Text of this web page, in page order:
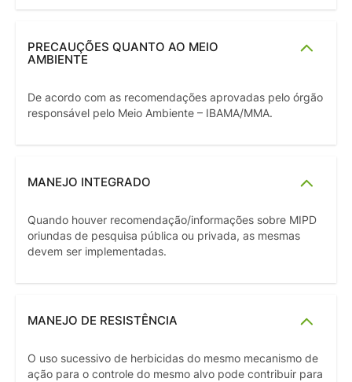
PRECAUÇÕES QUANTO AO MEIO
AMBIENTE
De acordo com as recomendações aprovadas pelo órgão
responsável pelo Meio Ambiente – IBAMA/MMA.
MANEJO INTEGRADO
Quando houver recomendação/informações sobre MIPD
oriundas de pesquisa pública ou privada, as mesmas
devem ser implementadas.
MANEJO DE RESISTÊNCIA
O uso sucessivo de herbicidas do mesmo mecanismo de
ação para o controle do mesmo alvo pode contribuir para